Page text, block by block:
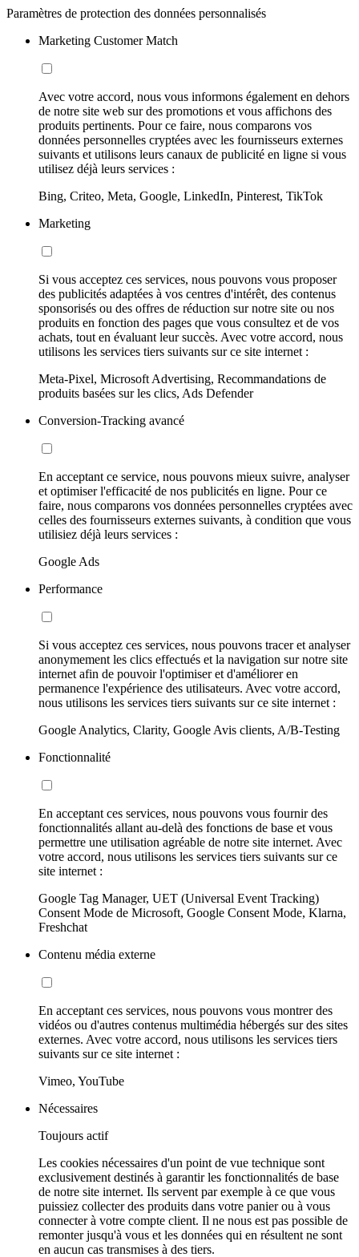
Paramètres de protection des données personnalisés
Marketing Customer Match
Avec votre accord, nous vous informons également en dehors
de notre site web sur des promotions et vous affichons des
produits pertinents. Pour ce faire, nous comparons vos
données personnelles cryptées avec les fournisseurs externes
suivants et utilisons leurs canaux de publicité en ligne si vous
utilisez déjà leurs services :
Bing, Criteo, Meta, Google, LinkedIn, Pinterest, TikTok
Marketing
Si vous acceptez ces services, nous pouvons vous proposer
des publicités adaptées à vos centres d'intérêt, des contenus
sponsorisés ou des offres de réduction sur notre site ou nos
produits en fonction des pages que vous consultez et de vos
achats, tout en évaluant leur succès. Avec votre accord, nous
utilisons les services tiers suivants sur ce site internet :
Meta-Pixel, Microsoft Advertising, Recommandations de
produits basées sur les clics, Ads Defender
Conversion-Tracking avancé
En acceptant ce service, nous pouvons mieux suivre, analyser
et optimiser l'efficacité de nos publicités en ligne. Pour ce
faire, nous comparons vos données personnelles cryptées avec
celles des fournisseurs externes suivants, à condition que vous
utilisiez déjà leurs services :
Google Ads
Performance
Si vous acceptez ces services, nous pouvons tracer et analyser
anonymement les clics effectués et la navigation sur notre site
internet afin de pouvoir l'optimiser et d'améliorer en
permanence l'expérience des utilisateurs. Avec votre accord,
nous utilisons les services tiers suivants sur ce site internet :
Google Analytics, Clarity, Google Avis clients, A/B-Testing
Fonctionnalité
En acceptant ces services, nous pouvons vous fournir des
fonctionnalités allant au-delà des fonctions de base et vous
permettre une utilisation agréable de notre site internet. Avec
votre accord, nous utilisons les services tiers suivants sur ce
site internet :
Google Tag Manager, UET (Universal Event Tracking)
Consent Mode de Microsoft, Google Consent Mode, Klarna,
Freshchat
Contenu média externe
En acceptant ces services, nous pouvons vous montrer des
vidéos ou d'autres contenus multimédia hébergés sur des sites
externes. Avec votre accord, nous utilisons les services tiers
suivants sur ce site internet :
Vimeo, YouTube
Nécessaires
Toujours actif
Les cookies nécessaires d'un point de vue technique sont
exclusivement destinés à garantir les fonctionnalités de base
de notre site internet. Ils servent par exemple à ce que vous
puissiez collecter des produits dans votre panier ou à vous
connecter à votre compte client. Il ne nous est pas possible de
remonter jusqu'à vous et les données qui en résultent ne sont
en aucun cas transmises à des tiers.